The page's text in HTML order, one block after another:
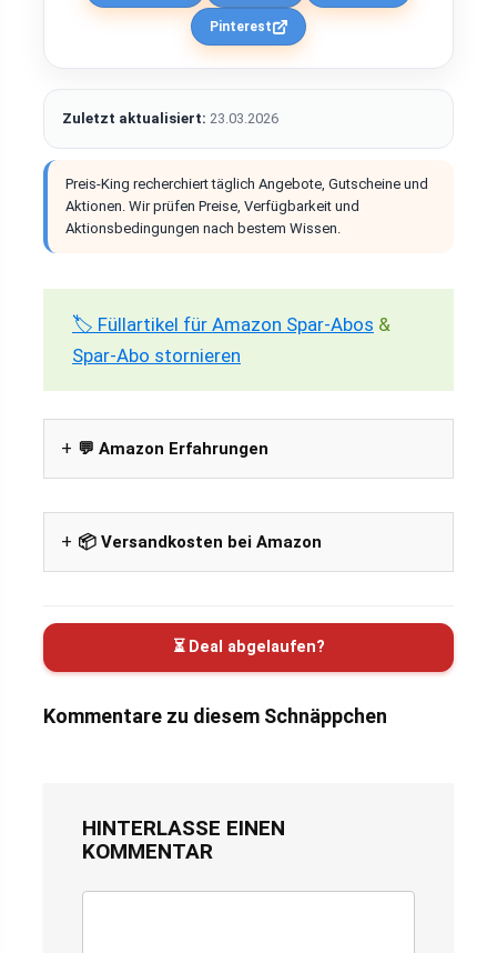
Pinterest
Zuletzt aktualisiert: 23.03.2026
Preis-King recherchiert täglich Angebote, Gutscheine und
Aktionen. Wir prüfen Preise, Verfügbarkeit und
Aktionsbedingungen nach bestem Wissen.
🏷️ Füllartikel für Amazon Spar-Abos &
Spar-Abo stornieren
💬 Amazon Erfahrungen
📦 Versandkosten bei Amazon
⏳ Deal abgelaufen?
Kommentare zu diesem Schnäppchen
HINTERLASSE EINEN
KOMMENTAR